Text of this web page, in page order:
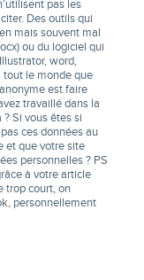
pas les
Des outils qui
mais souvent mal
ou du logiciel qui
word,
tout le monde que
est faire
travaillé dans la
Si vous êtes si
ces données au
et que votre site
personnelles ? PS
à votre article
trop court, on
personnellement